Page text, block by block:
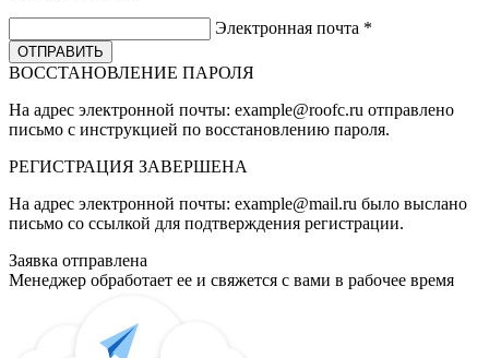
Электронная почта *
ВОССТАНОВЛЕНИЕ ПАРОЛЯ
На адрес электронной почты: example@roofc.ru отправлено
письмо с инструкцией по восстановлению пароля.
РЕГИСТРАЦИЯ ЗАВЕРШЕНА
На адрес электронной почты: example@mail.ru было выслано
письмо со ссылкой для подтверждения регистрации.
Заявка отправлена
Менеджер обработает ее и свяжется с вами в рабочее время